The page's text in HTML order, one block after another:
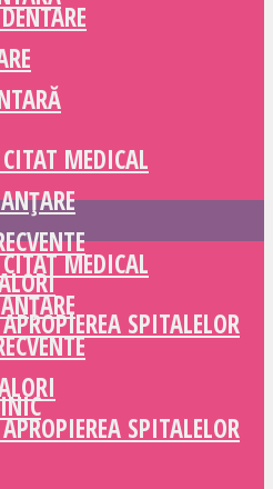
MEDICAL
SPITALELOR
MEDICAL
SPITALELOR